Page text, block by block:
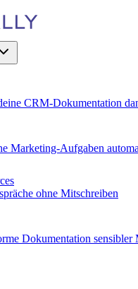
CRM-Dokumentation
Marketing-Aufgaben
ohne Mitschreiben
Dokumentation sensibler